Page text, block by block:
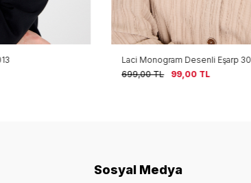
Laci Monogram Desenli Eşarp 3015
699,00TL 99,00TL
Sosyal Medya